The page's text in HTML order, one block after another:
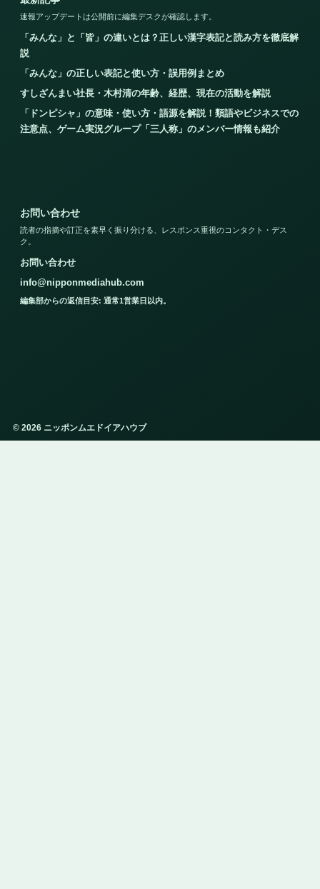
速報アップデートは公開前に編集デスクが確認します。
「みんな」と「皆」の違いとは？正しい漢字表記と読み方を徹底解
説
「みんな」の正しい表記と使い方・誤用例まとめ
すしざんまい社長・木村清の年齢、経歴、現在の活動を解説
「ドンピシャ」の意味・使い方・語源を解説！類語やビジネスでの
注意点、ゲーム実況グループ「三人称」のメンバー情報も紹介
お問い合わせ
読者の指摘や訂正を素早く振り分ける、レスポンス重視のコンタクト・デス
ク。
お問い合わせ
info@nipponmediahub.com
編集部からの返信目安: 通常1営業日以内。
© 2026 ニッポンムエドイアハウブ